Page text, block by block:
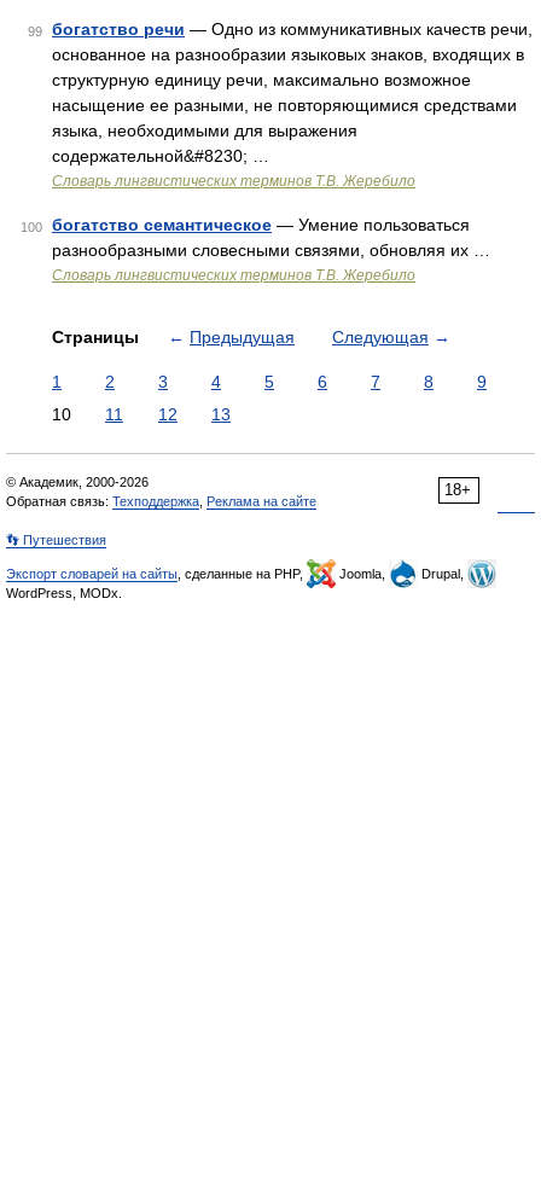
99 богатство речи — Одно из коммуникативных качеств речи,
основанное на разнообразии языковых знаков, входящих в
структурную единицу речи, максимально возможное
насыщение ее разными, не повторяющимися средствами
языка, необходимыми для выражения
содержательной&#8230; …
Словарь лингвистических терминов Т.В. Жеребило
100 богатство семантическое — Умение пользоваться
разнообразными словесными связями, обновляя их …
Словарь лингвистических терминов Т.В. Жеребило
Страницы ← Предыдущая Следующая →
1 2 3 4 5 6 7 8
9
10
11 12 13
18+
© Академик, 2000-2026
Обратная связь: Техподдержка Реклама на сайте
👣 Путешествия
Экспорт словарей на сайты , сделанные на PHP, Joomla,
Drupal,
WordPress, MODx.